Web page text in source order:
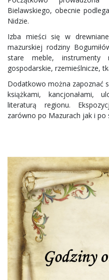
Bielawskiego, obecnie
Nidzie.
Izba mieści się w
mazurskiej rodziny
stare meble, instrumenty
gospodarskie, rzemieślnicze,
Dodatkowo można zapoznać
książkami, kancjonałami,
literaturą regionu.
zarówno po Mazurach jak i po